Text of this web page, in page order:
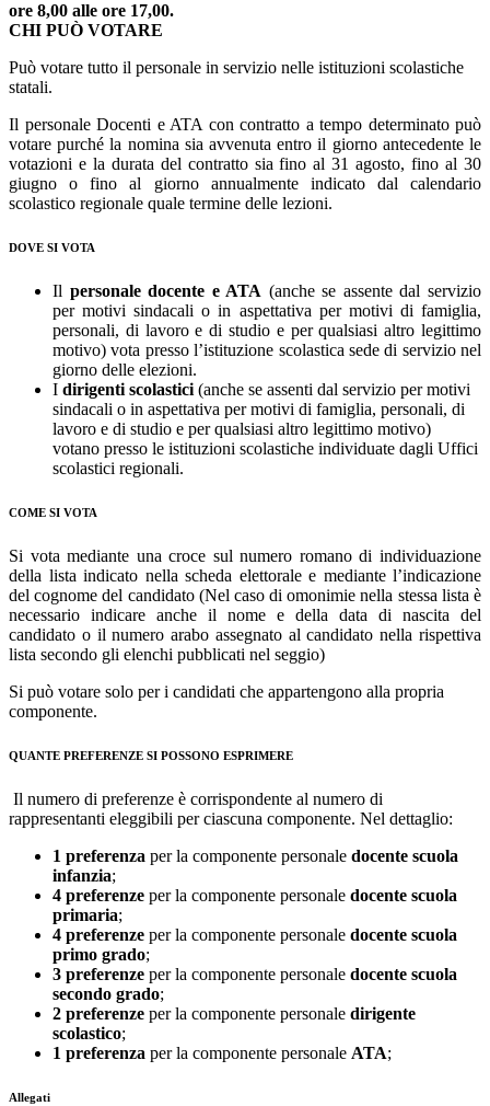
ore 8,00 alle ore 17,00.
CHI PUÒ VOTARE
Può votare tutto il personale in servizio nelle istituzioni scolastiche
statali.
Il personale Docenti e ATA con contratto a tempo determinato può
votare purché la nomina sia avvenuta entro il giorno antecedente le
votazioni e la durata del contratto sia fino al 31 agosto, fino al 30
giugno o fino al giorno annualmente indicato dal calendario
scolastico regionale quale termine delle lezioni.
DOVE SI VOTA
Il personale docente e ATA (anche se assente dal servizio
per motivi sindacali o in aspettativa per motivi di famiglia,
personali, di lavoro e di studio e per qualsiasi altro legittimo
motivo) vota presso l’istituzione scolastica sede di servizio nel
giorno delle elezioni.
I dirigenti scolastici (anche se assenti dal servizio per motivi
sindacali o in aspettativa per motivi di famiglia, personali, di
lavoro e di studio e per qualsiasi altro legittimo motivo)
votano presso le istituzioni scolastiche individuate dagli Uffici
scolastici regionali.
COME SI VOTA
Si vota mediante una croce sul numero romano di individuazione
della lista indicato nella scheda elettorale e mediante l’indicazione
del cognome del candidato (Nel caso di omonimie nella stessa lista è
necessario indicare anche il nome e della data di nascita del
candidato o il numero arabo assegnato al candidato nella rispettiva
lista secondo gli elenchi pubblicati nel seggio)
Si può votare solo per i candidati che appartengono alla propria
componente.
QUANTE PREFERENZE SI POSSONO ESPRIMERE
Il numero di preferenze è corrispondente al numero di
rappresentanti eleggibili per ciascuna componente. Nel dettaglio:
1 preferenza per la componente personale docente scuola
infanzia;
4 preferenze per la componente personale docente scuola
primaria;
4 preferenze per la componente personale docente scuola
primo grado;
3 preferenze per la componente personale docente scuola
secondo grado;
2 preferenze per la componente personale dirigente
scolastico;
1 preferenza per la componente personale ATA;
Allegati